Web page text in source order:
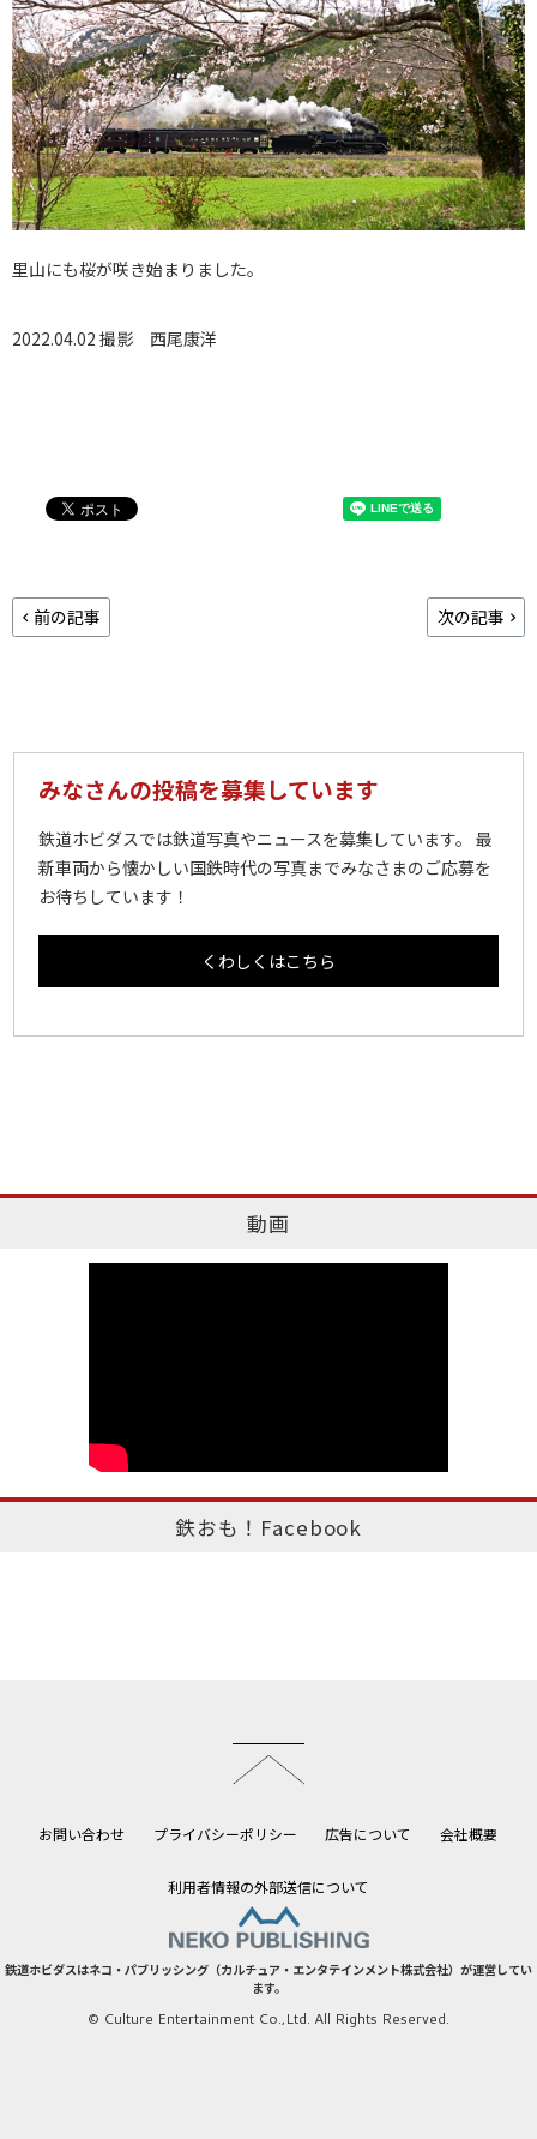
里山にも桜が咲き始まりました。
2022.04.02 撮影 西尾康洋
前の記事 次の記事
みなさんの投稿を募集しています
鉄道ホビダスでは鉄道写真やニュースを募集しています。 最
新車両から懐かしい国鉄時代の写真までみなさまのご応募を
お待ちしています！
くわしくはこちら
動画
鉄おも！Facebook
お問い合わせ プライバシーポリシー 広告について 会社概要
利用者情報の外部送信について
鉄道ホビダスはネコ・パブリッシング（カルチュア・エンタテインメント株式会社）が運営してい
ます。
© Culture Entertainment Co.,Ltd. All Rights Reserved.